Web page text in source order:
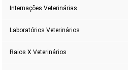
Internações Veterinárias
Laboratórios Veterinários
Raios X Veterinários